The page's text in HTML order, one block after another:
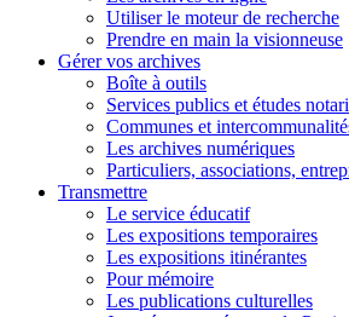
Utiliser le moteur de recherche
Prendre en main la visionneuse
Gérer vos archives
Boîte à outils
Services publics et études
Communes et
Les archives numériques
Particuliers, associations,
Transmettre
Le service éducatif
Les expositions temporaires
Les expositions itinérantes
Pour mémoire
Les publications culturelles